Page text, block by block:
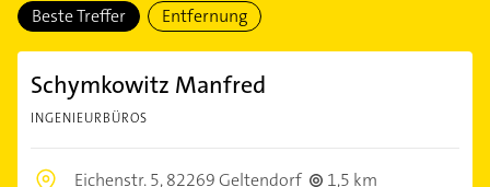
Beste Treffer Entfernung
Schymkowitz Manfred
INGENIEURBÜROS
Eichenstr. 5,82269 Geltendorf
1,5 km